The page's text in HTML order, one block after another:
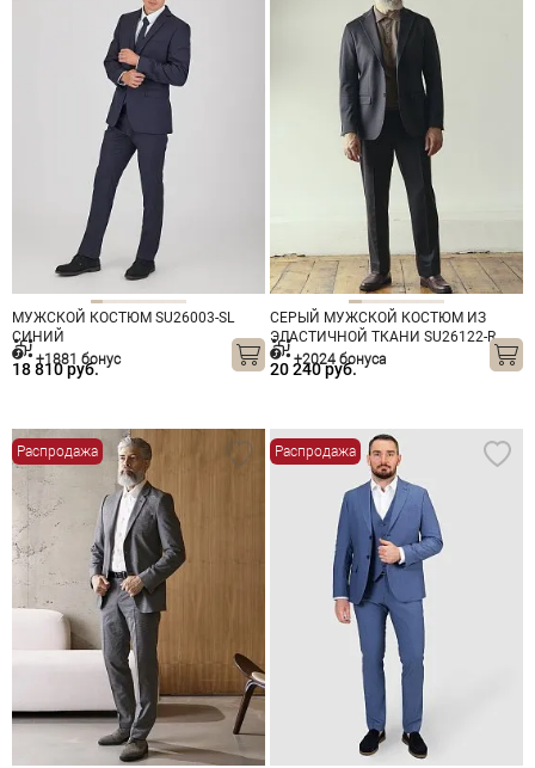
МУЖСКОЙ КОСТЮМ SU26003-SL
СИНИЙ
18 810 руб.
+1881 бонус
СЕРЫЙ МУЖСКОЙ КОСТЮМ ИЗ
ЭЛАСТИЧНОЙ ТКАНИ SU26122-R
20 240 руб.
+2024 бонуса
Распродажа Распродажа